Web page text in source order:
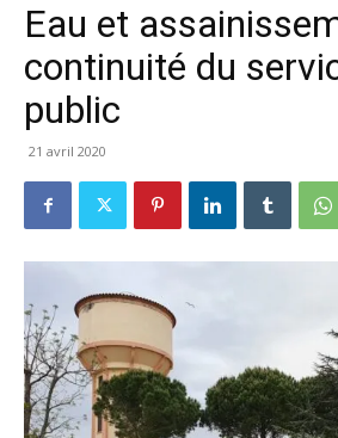
Eau et
continuité du
public
21 avril 2020